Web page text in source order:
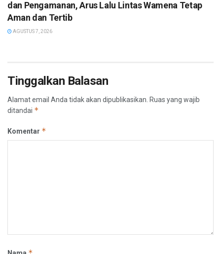
dan Pengamanan, Arus Lalu Lintas Wamena Tetap
Aman dan Tertib
AGUSTUS 7, 2026
Tinggalkan Balasan
Alamat email Anda tidak akan dipublikasikan. Ruas yang wajib
ditandai *
Komentar *